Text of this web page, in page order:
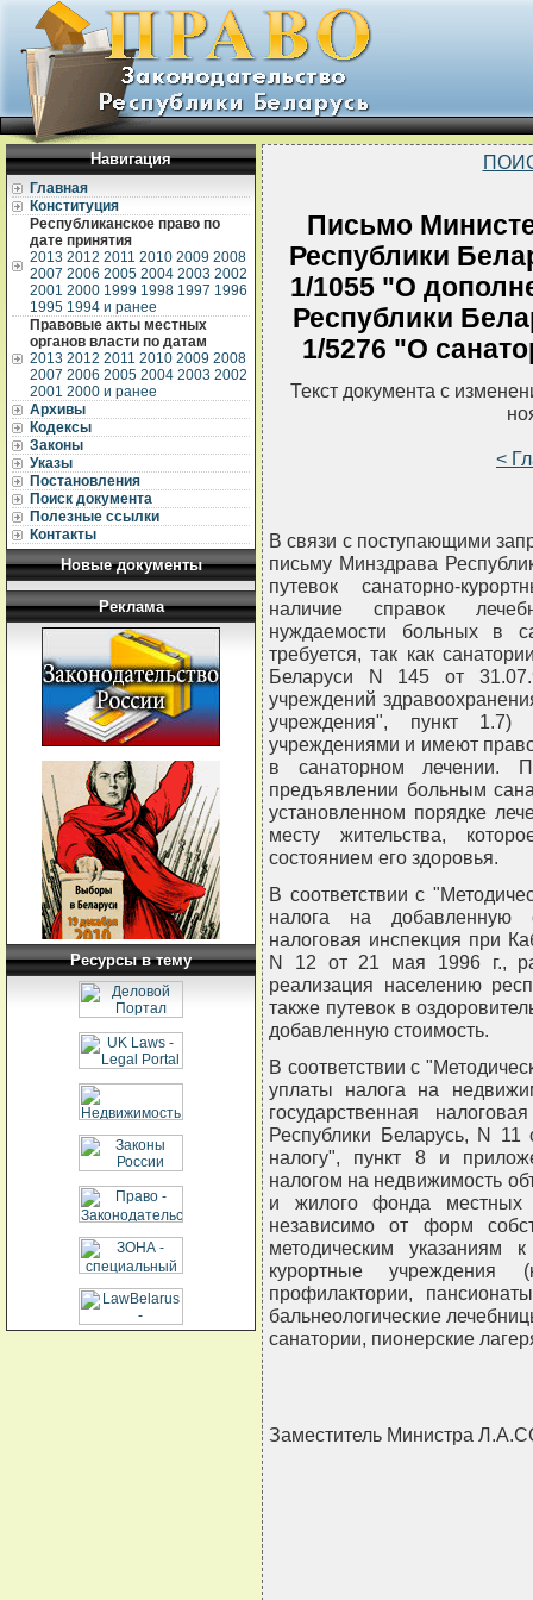
Навигация
Главная
Конституция
Республиканское право по
дате принятия
2013 2012 2011 2010 2009 2008
2007 2006 2005 2004 2003 2002
2001 2000 1999 1998 1997 1996
1995 1994 и ранее
Правовые акты местных
органов власти по датам
2013 2012 2011 2010 2009 2008
2007 2006 2005 2004 2003 2002
2001 2000 и ранее
Архивы
Кодексы
Законы
Указы
Постановления
Поиск документа
Полезные ссылки
Контакты
Новые документы
Реклама
Ресурсы в тему
Письмо
Республики
1/1055 "О
Республики
1/5276 "О
Текст документа с
<
В связи с поступающими
письму Минздрава
путевок санаторно-
наличие справок
нуждаемости больных в
требуется, так как
Беларуси N 145 от
учреждений
учреждения", пункт 1.7)
учреждениями и имеют
в санаторном лечении.
предъявлении больным
установленном порядке
месту жительства,
состоянием его здоровья.
В соответствии с
налога на добавленную
налоговая инспекция при
N 12 от 21 мая 1996 г.,
реализация населению
также путевок в
добавленную стоимость.
В соответствии с
уплаты налога на
государственная
Республики Беларусь, N
налогу", пункт 8 и
налогом на недвижимость
и жилого фонда местных
независимо от форм
методическим указаниям
курортные учреждения
профилактории,
бальнеологические
санатории, пионерские
Заместитель Министра